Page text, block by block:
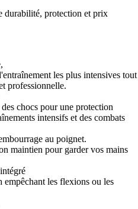
durabilité, protection et prix
les plus intensives tout
professionnelle.
chocs pour une protection
intensifs et des combats
au poignet.
maintien pour garder vos mains
empêchant les flexions ou les